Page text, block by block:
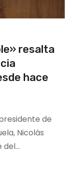
resalta
hace
de
Nicolás
del…